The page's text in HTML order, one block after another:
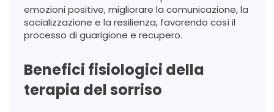
emozioni positive, migliorare la comunicazione, la
socializzazione e la resilienza, favorendo così il
processo di guarigione e recupero.
Benefici fisiologici della
terapia del sorriso